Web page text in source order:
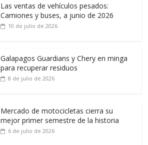
Las ventas de vehículos pesados:
Camiones y buses, a junio de 2026
10 de julio de 2026
Galapagos Guardians y Chery en minga
para recuperar residuos
8 de julio de 2026
Mercado de motocicletas cierra su
mejor primer semestre de la historia
6 de julio de 2026